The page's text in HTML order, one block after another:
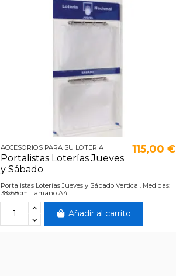
ACCESORIOS PARA SU LOTERÍA
Portalistas Loterías Jueves
y Sábado
115,00 €
Portalistas Loterías Jueves y Sábado Vertical. Medidas:
38x68cm Tamaño A4
Añadir al carrito